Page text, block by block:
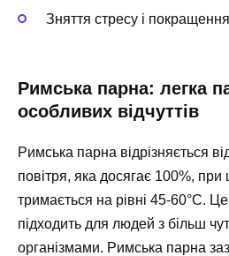
Зняття стресу і
Римська парна: легка
особливих відчуттів
Римська парна відрізняється
повітря, яка досягає 100%,
тримається на рівні 45-60°C.
підходить для людей з більш
організмами. Римська парна